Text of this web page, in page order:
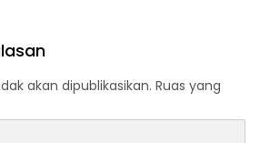
akan dipublikasikan. Ruas yang